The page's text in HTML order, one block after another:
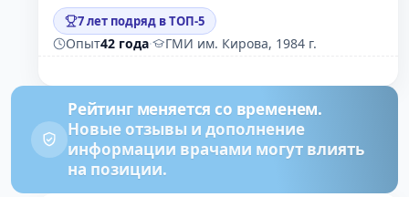
7 лет подряд в ТОП-5
Опыт42 года· ГМИ им. Кирова, 1984 г.
Рейтинг меняется со временем.
Новые отзывы и дополнение
информации врачами могут влиять
на позиции.